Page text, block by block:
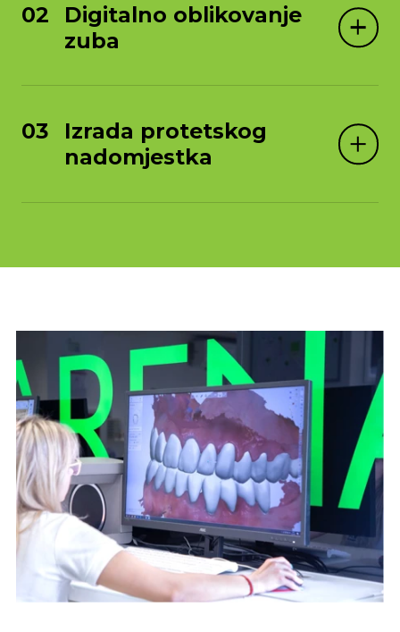
Digitalno oblikovanje
zuba
Izrada protetskog
nadomjestka